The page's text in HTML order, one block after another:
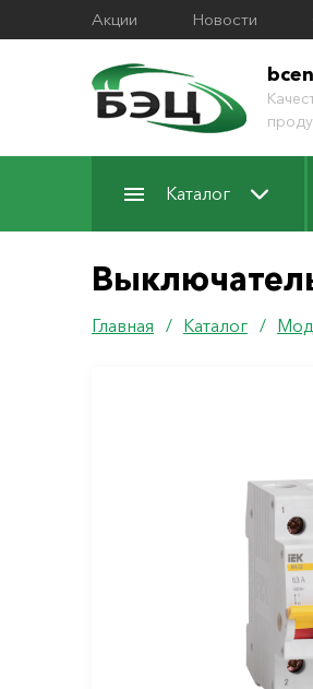
Акции Новости
Каталог
Главная / Каталог /